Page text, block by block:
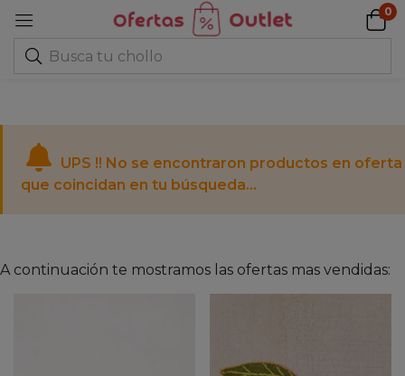
0
UPS !! No se encontraron productos en oferta
que coincidan en tu búsqueda...
A continuación te mostramos las ofertas mas vendidas: